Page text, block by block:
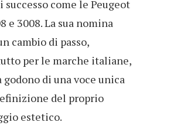
successo come le Peugeot
e 3008. La sua nomina
cambio di passo,
per le marche italiane,
godono di una voce unica
del proprio
estetico.